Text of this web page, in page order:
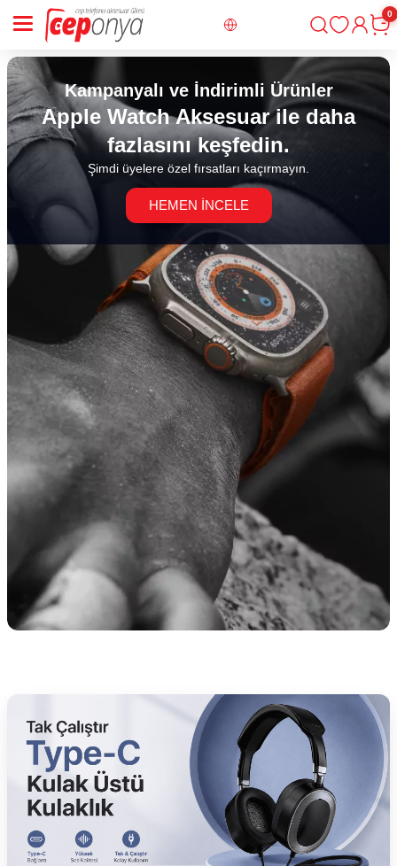
Giriş
0
Kampanyalı ve İndirimli Ürünler
Apple Watch Aksesuar ile daha
fazlasını keşfedin.
Şimdi üyelere özel fırsatları kaçırmayın.
HEMEN İNCELE